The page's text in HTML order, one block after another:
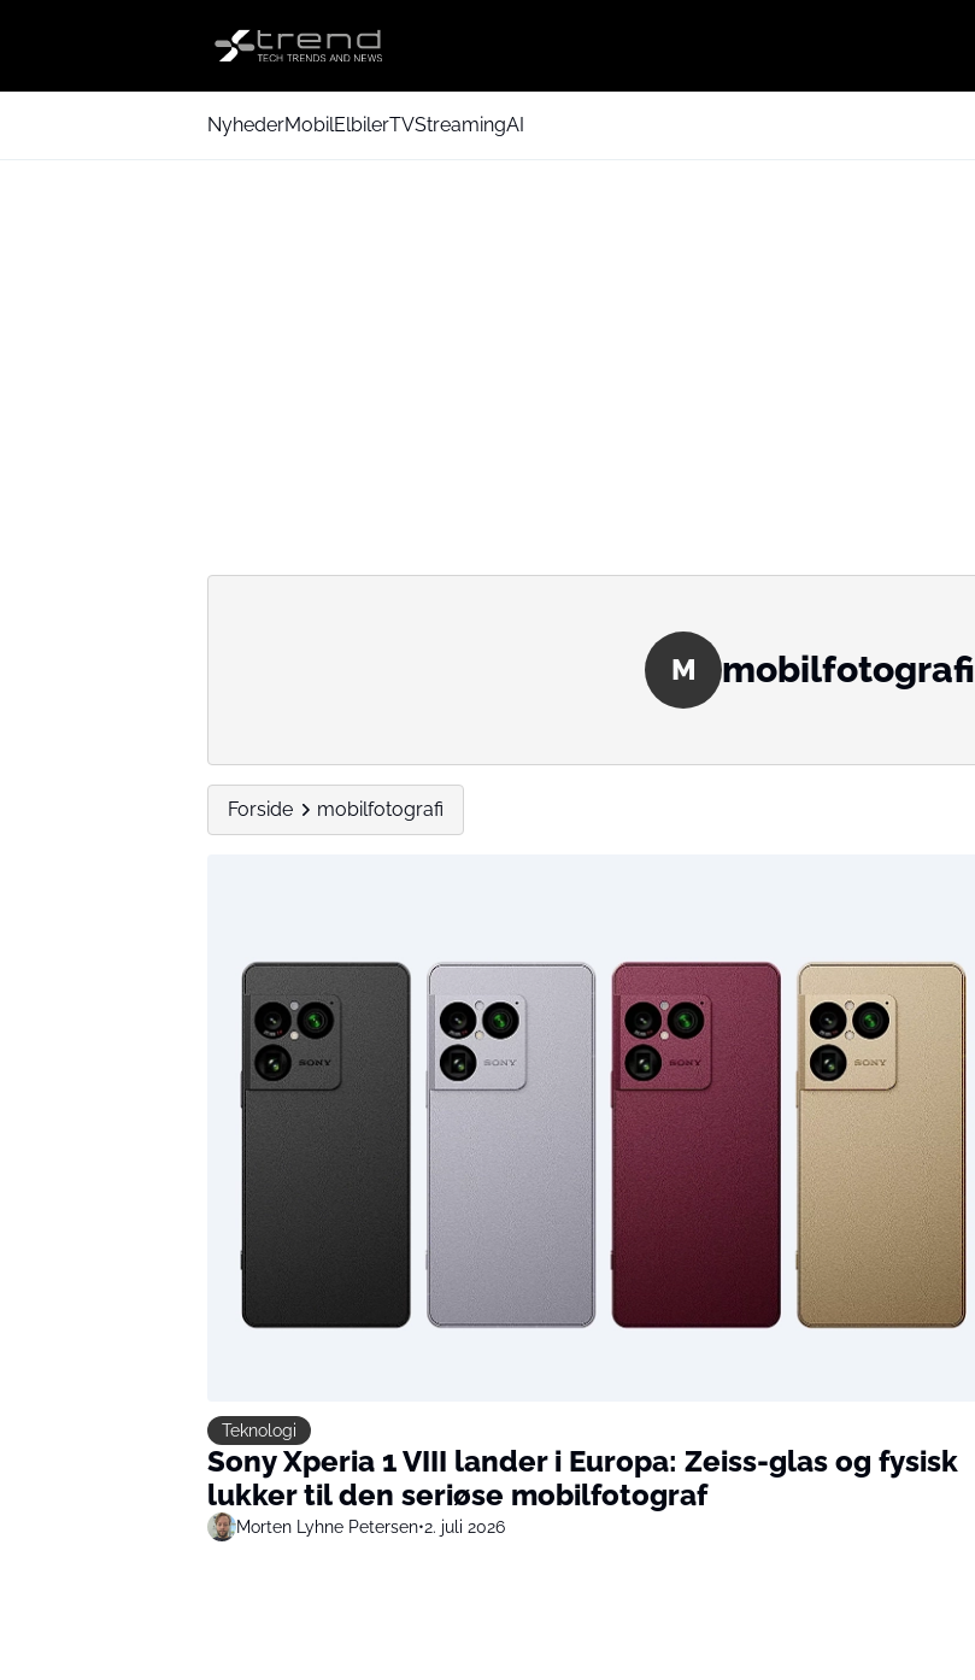
NyhederMobilElbilerTVStreamingAI
M mobilfotografi
Forside mobilfotografi
Teknologi
Sony Xperia 1 VIII lander i Europa: Zeiss-glas og fysisk
lukker til den seriøse mobilfotograf
Morten Lyhne Petersen•2. juli 2026